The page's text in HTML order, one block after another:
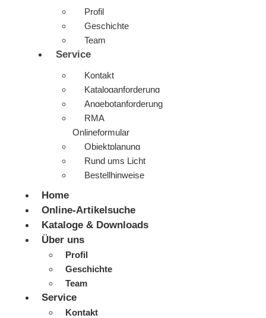
Profil
Geschichte
Team
Service
Kontakt
Kataloganforderung
Angebotanforderung
RMA
Onlineformular
Objektplanung
Rund ums Licht
Bestellhinweise
Home
Online-Artikelsuche
Kataloge & Downloads
Über uns
Profil
Geschichte
Team
Service
Kontakt